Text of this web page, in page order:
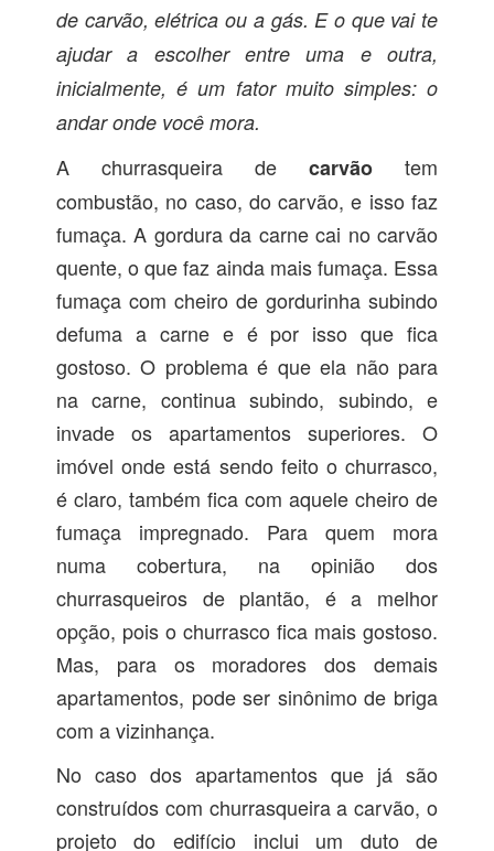
de carvão, elétrica ou a gás. E o que vai te
ajudar a escolher entre uma e outra,
inicialmente, é um fator muito simples: o
andar onde você mora.
A churrasqueira decarvão tem
combustão, no caso, do carvão, e isso faz
fumaça. A gordura da carne cai no carvão
quente, o que faz ainda mais fumaça. Essa
fumaça com cheiro de gordurinha subindo
defuma a carne e é por isso que fica
gostoso. O problema é que ela não para
na carne, continua subindo, subindo, e
invade os apartamentos superiores. O
imóvel onde está sendo feito o churrasco,
é claro, também fica com aquele cheiro de
fumaça impregnado. Para quem mora
numa cobertura, na opinião dos
churrasqueiros de plantão, é a melhor
opção, pois o churrasco fica mais gostoso.
Mas, para os moradores dos demais
apartamentos, pode ser sinônimo de briga
com a vizinhança.
No caso dos apartamentos que já são
construídos com churrasqueira a carvão, o
projeto do edifício inclui um duto de